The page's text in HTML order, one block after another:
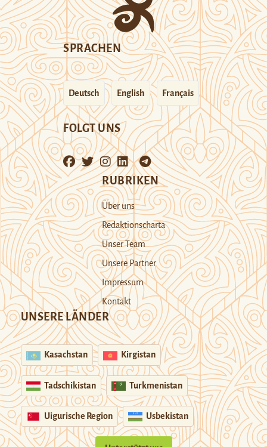
SPRACHEN
Deutsch English Français
FOLGT UNS
RUBRIKEN
Über uns
Redaktionscharta
Unser Team
Unsere Partner
Impressum
Kontakt
UNSERE LÄNDER
Kasachstan Kirgistan
Tadschikistan Turkmenistan
Uigurische Region Usbekistan